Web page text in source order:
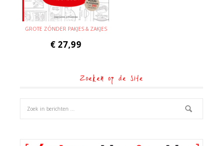
GROTE ZÓNDER PAKJES & ZAKJES
€ 27,99
Zoeken op de site